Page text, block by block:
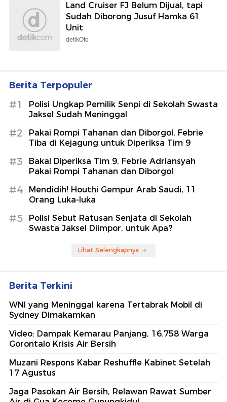
Land Cruiser FJ Belum Dijual, tapi
Sudah Diborong Jusuf Hamka 61
Unit
detikOto
Berita Terpopuler
#1
Polisi Ungkap Pemilik Senpi di Sekolah Swasta
Jaksel Sudah Meninggal
#2
Pakai Rompi Tahanan dan Diborgol, Febrie
Tiba di Kejagung untuk Diperiksa Tim 9
#3
Bakal Diperiksa Tim 9, Febrie Adriansyah
Pakai Rompi Tahanan dan Diborgol
#4
Mendidih! Houthi Gempur Arab Saudi, 11
Orang Luka-luka
#5
Polisi Sebut Ratusan Senjata di Sekolah
Swasta Jaksel Diimpor, untuk Apa?
Lihat Selengkapnya
Berita Terkini
WNI yang Meninggal karena Tertabrak Mobil di
Sydney Dimakamkan
Video: Dampak Kemarau Panjang, 16.758 Warga
Gorontalo Krisis Air Bersih
Muzani Respons Kabar Reshuffle Kabinet Setelah
17 Agustus
Jaga Pasokan Air Bersih, Relawan Rawat Sumber